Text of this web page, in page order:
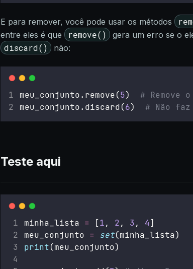
E para remover, você pode usar os métodos
entre eles é que
remove() gera um erro se o
discard() não:
meu_conjunto.remove(5) # Remove
meu_conjunto.discard(6) # Não
Teste aqui
minha_lista = [1, 2, 3, 4]
meu_conjunto = set(minha_lista)
print(meu_conjunto)